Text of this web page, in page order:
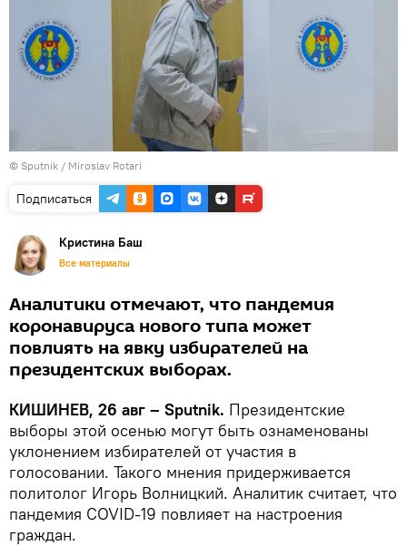
© Sputnik / Miroslav Rotari
Подписаться
Кристина Баш
Все материалы
Аналитики отмечают, что пандемия
коронавируса нового типа может
повлиять на явку избирателей на
президентских выборах.
КИШИНЕВ, 26 авг – Sputnik. Президентские
выборы этой осенью могут быть ознаменованы
уклонением избирателей от участия в
голосовании. Такого мнения придерживается
политолог Игорь Волницкий. Аналитик считает, что
пандемия COVID-19 повлияет на настроения
граждан.